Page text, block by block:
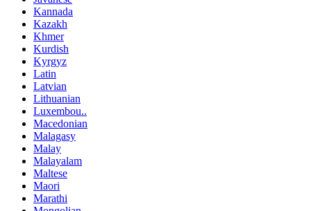
Kannada
Kazakh
Khmer
Kurdish
Kyrgyz
Latin
Latvian
Lithuanian
Luxembou..
Macedonian
Malagasy
Malay
Malayalam
Maltese
Maori
Marathi